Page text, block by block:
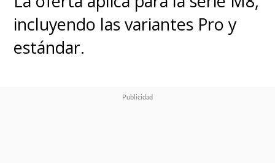
incluyendo las variantes Pro y
estándar.